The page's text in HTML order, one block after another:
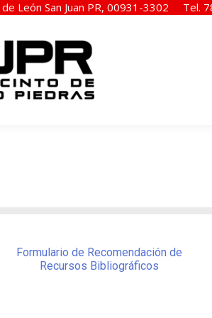
León San Juan PR, 00931-3302 Tel.
Formulario de Recomendación de
Recursos Bibliográficos